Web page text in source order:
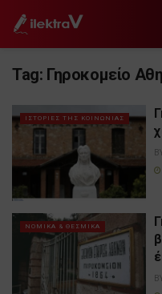
Tag: Γηροκομείο
ΙΣΤΟΡΙΕΣ ΤΗΣ ΚΟΙΝΩΝΙΑΣ
ΝΟΜΙΚΑ & ΘΕΣΜΙΚΑ